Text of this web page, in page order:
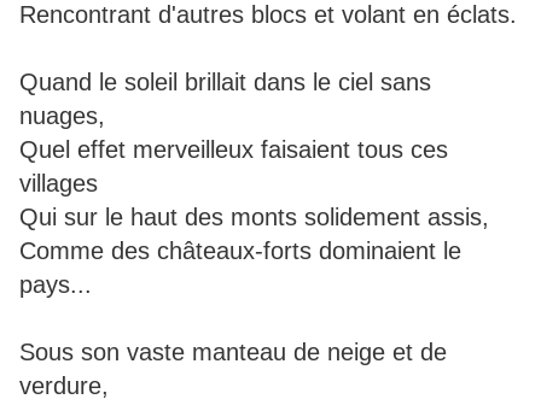
Rencontrant d'autres blocs et volant en éclats.
Quand le soleil brillait dans le ciel sans
nuages,
Quel effet merveilleux faisaient tous ces
villages
Qui sur le haut des monts solidement assis,
Comme des châteaux-forts dominaient le
pays...
Sous son vaste manteau de neige et de
verdure,